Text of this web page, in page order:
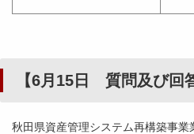
【6月15日 質問及び回
秋田県資産管理システム再構築事